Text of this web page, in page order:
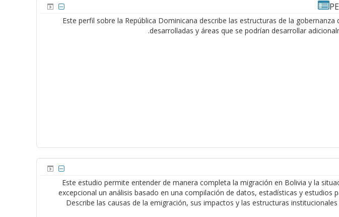
Este perfil sobre la República Dominicana describe las estructuras de la
desarrolladas y áreas que se podrían desarrollar
Este estudio permite entender de manera completa la migración en Bolivia y la
excepcional un análisis basado en una compilación de datos, estadísticas y estudios
Describe las causas de la emigración, sus impactos y las estructuras